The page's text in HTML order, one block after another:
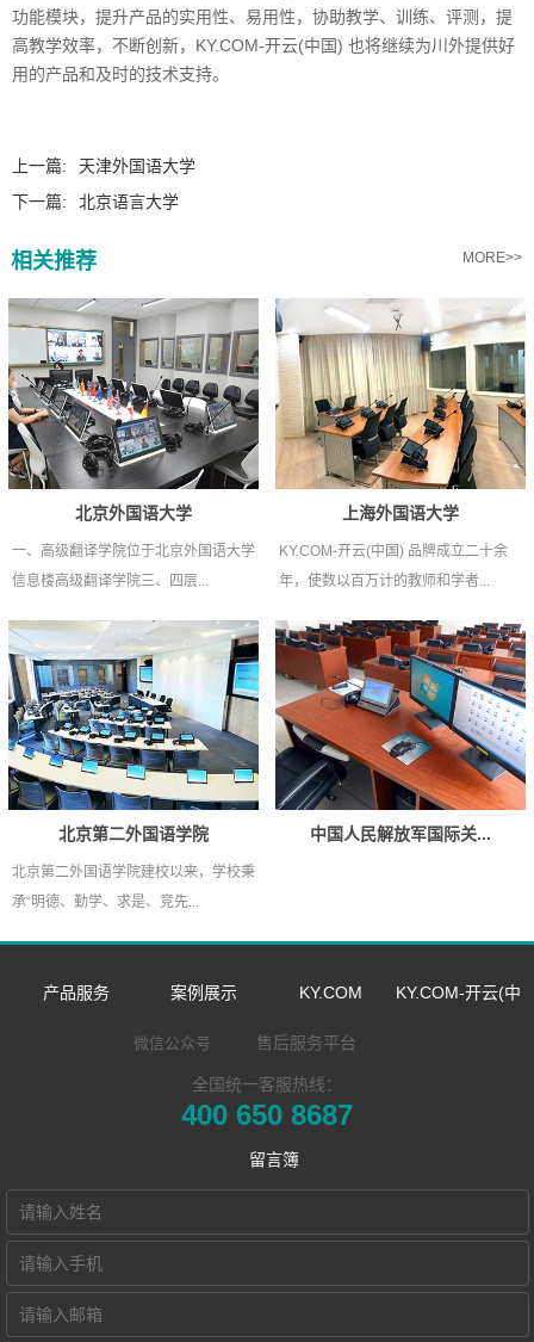
功能模块，提升产品的实用性、易用性，协助教学、训练、评测，提
高教学效率，不断创新，KY.COM-开云(中国) 也将继续为川外提供好
用的产品和及时的技术支持。
上一篇:
天津外国语大学
下一篇:
北京语言大学
相关推荐 MORE>>
北京外国语大学
一、高级翻译学院位于北京外国语大学
信息楼高级翻译学院三、四层...
上海外国语大学
KY.COM-开云(中国) 品牌成立二十余
年，使数以百万计的教师和学者...
北京第二外国语学院
北京第二外国语学院建校以来，学校秉
承“明德、勤学、求是、竞先...
中国人民解放军国际关...
产品服务
数字语言学习系
国) Hub本地化部
学系统
电子教室
智慧教学空间
案例展示
双一流/985/211
外语院校
KY.COM
企业新闻
市场活动
KY.COM-开云(中
联系我们
微信公众号 售后服务平台
全国统一客服热线：
400 650 8687
留言簿